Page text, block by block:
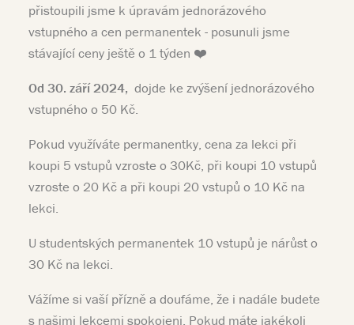
přistoupili jsme k úpravám jednorázového
vstupného a cen permanentek - posunuli jsme
stávající ceny ještě o 1 týden ❤️
Od 30. září 2024, dojde ke zvýšení jednorázového
vstupného o 50 Kč.
Pokud využíváte permanentky, cena za lekci při
koupi 5 vstupů vzroste o 30Kč, při koupi 10 vstupů
vzroste o 20 Kč a při koupi 20 vstupů o 10 Kč na
lekci.
U studentských permanentek 10 vstupů je nárůst o
30 Kč na lekci.
Vážíme si vaší přízně a doufáme, že i nadále budete
s našimi lekcemi spokojeni. Pokud máte jakékoli